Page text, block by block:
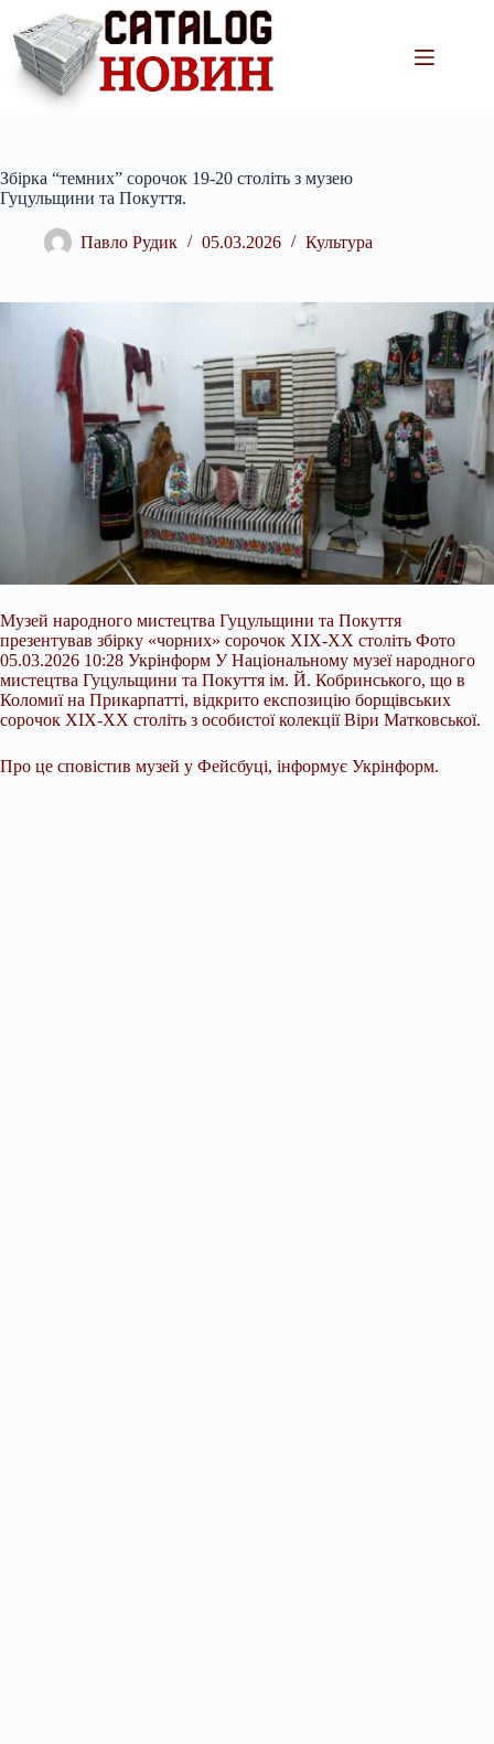
вмісту
Збірка “темних” сорочок 19-20 століть з музею
Гуцульщини та Покуття.
Павло Рудик 05.03.2026 Культура
Музей народного мистецтва Гуцульщини та Покуття
презентував збірку «чорних» сорочок ХІХ-ХХ століть Фото
05.03.2026 10:28 Укрінформ У Національному музеї народного
мистецтва Гуцульщини та Покуття ім. Й. Кобринського, що в
Коломиї на Прикарпатті, відкрито експозицію борщівських
сорочок ХІХ-ХХ століть з особистої колекції Віри Матковської.
Про це сповістив музей у Фейсбуці, інформує Укрінформ.